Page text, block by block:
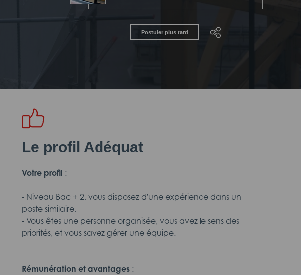
Postuler plus tard
Le profil Adéquat
Votre profil :
- Niveau Bac + 2, vous disposez d'une expérience dans un
poste similaire,
- Vous êtes une personne organisée, vous avez le sens des
priorités, et vous savez gérer une équipe.
Rémunération et avantages: